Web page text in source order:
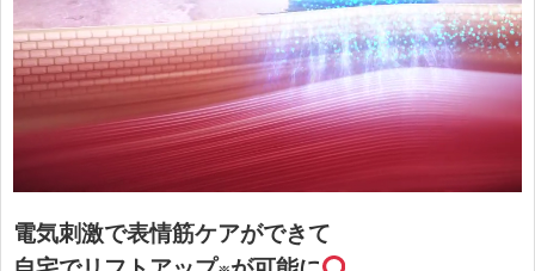
電気刺激で表情筋ケアができて